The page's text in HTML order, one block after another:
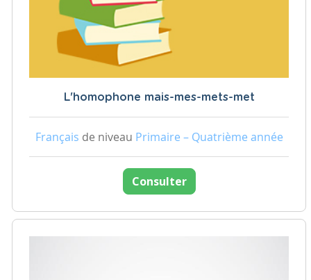
L'homophone mais-mes-mets-met
Français de niveau Primaire – Quatrième année
Consulter